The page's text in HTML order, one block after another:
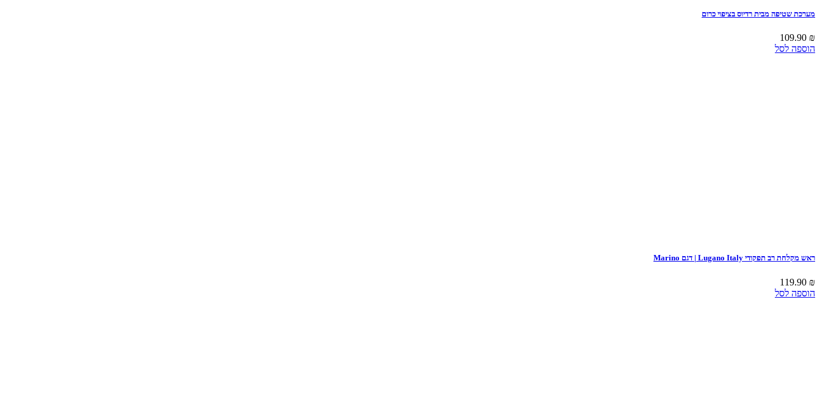
מערכת שטיפה מבית רדיוס בציפוי כרום
109.90 ₪
הוספה לסל
ראש מקלחת רב תפקודי Lugano Italy | דגם Marino
119.90 ₪
הוספה לסל